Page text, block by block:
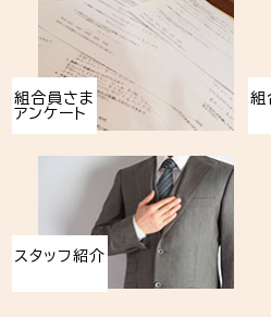
組合員さま
アンケート
組
スタッフ紹介